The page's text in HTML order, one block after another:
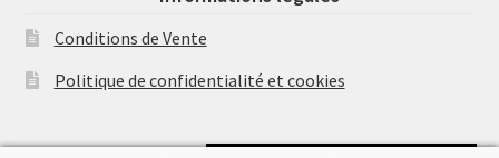
Conditions de Vente
Politique de confidentialité et cookies